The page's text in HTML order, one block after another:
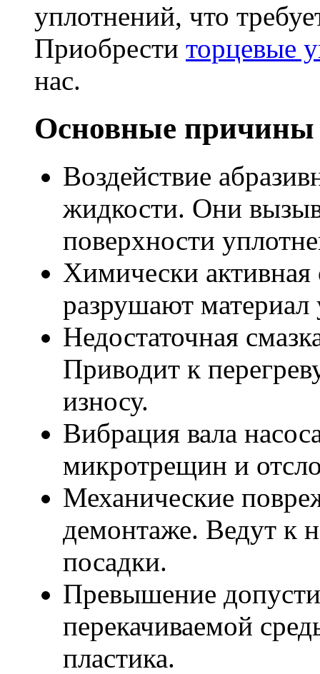
уплотнений, что
Приобрести торцевые
нас.
Основные причины
Воздействие
жидкости. Они
поверхности
Химически
разрушают материал
Недостаточная
Приводит к
износу.
Вибрация вала
микротрещин и
Механические
демонтаже. Ведут к
посадки.
Превышение
перекачиваемой
пластика.